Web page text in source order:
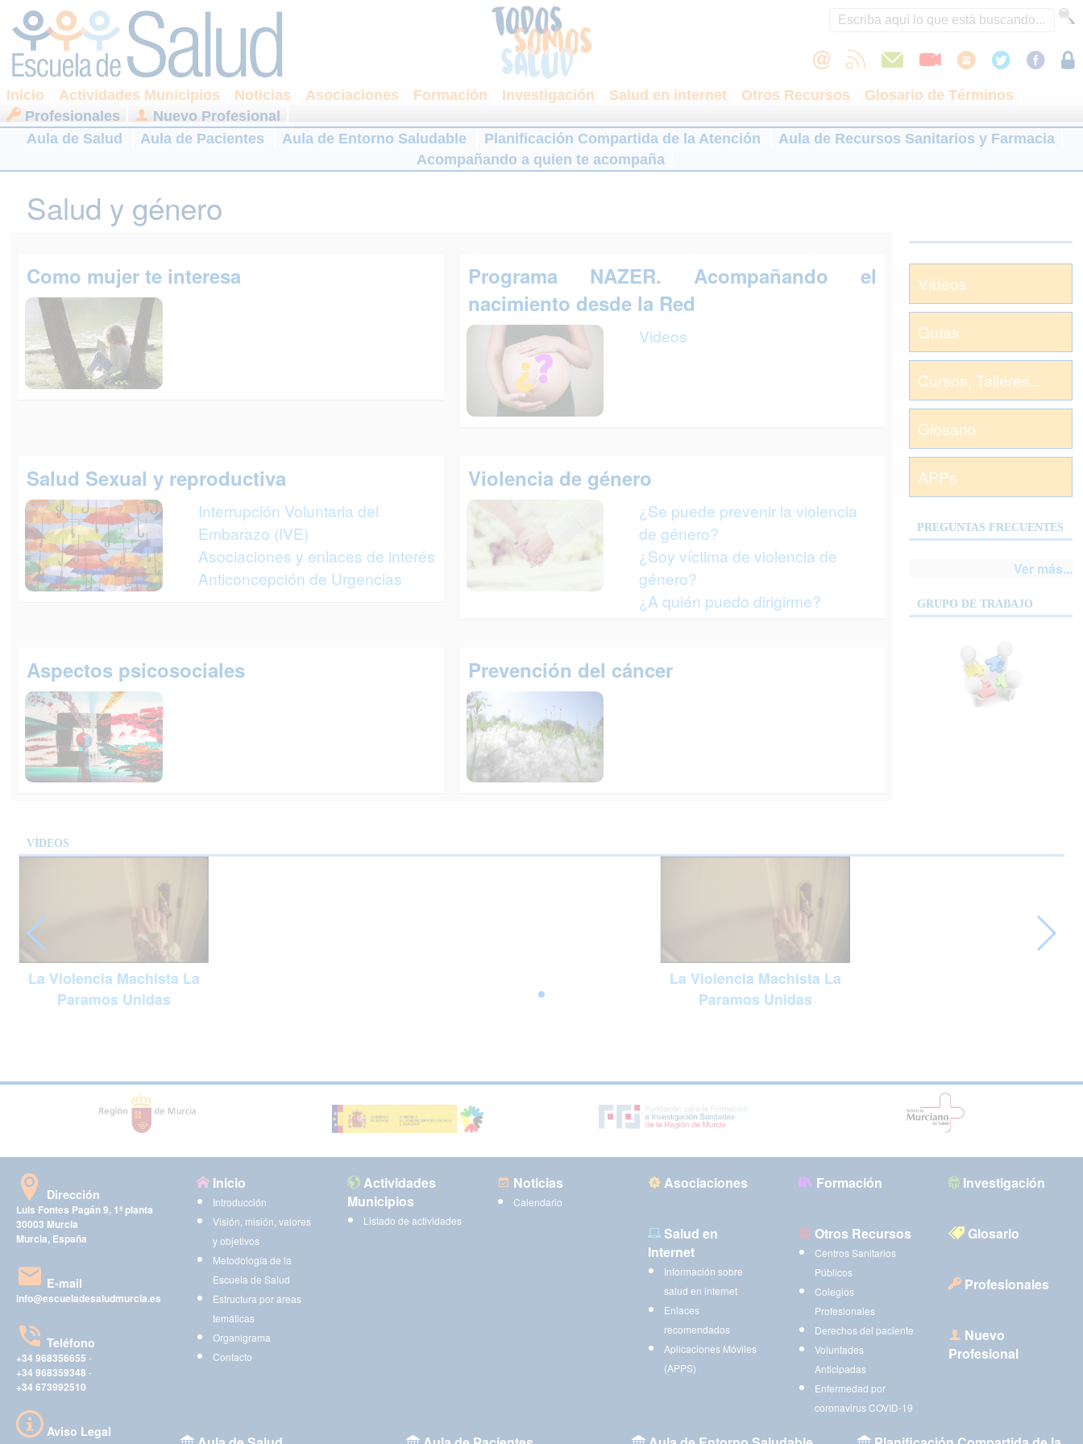
Inicio Actividades Municipios Noticias Asociaciones Formación Investigación Salud en internet Otros Recursos
Glosario de Términos
Profesionales
Nuevo Profesional
Aula de Salud
Aula de Pacientes Aula de Entorno Saludable Planificación Compartida de la Atención
Aula de Recursos Sanitarios y Farmacia
Acompañando a quien te acompaña
Salud y género
Como mujer te interesa
Programa NAZER. Acompañando el
nacimiento desde la Red
Videos
Salud Sexual y reproductiva
Interrupción Voluntaria del
Embarazo (IVE)
Asociaciones y enlaces de interés
Anticoncepción de Urgencias
Violencia de género
¿Se puede prevenir la violencia
de género?
¿Soy víctima de violencia de
género?
¿A quién puedo dirigirme?
Aspectos psicosociales Prevención del cáncer
Vídeos
Guías
Cursos, Talleres...
Glosario
APPs
PREGUNTAS FRECUENTES
Ver más...
GRUPO DE TRABAJO
VÍDEOS
La Violencia Machista La
Paramos Unidas
La Violencia Machista La
Paramos Unidas
Dirección
Luis Fontes Pagán 9, 1ª planta
30003 Murcia
Murcia, España
E-mail
info@escueladesaludmurcia.es
Teléfono
+34 968356655 -
+34 968359348 -
+34 673992510
Aviso Legal
Inicio
Introducción
Visión, misión, valores
y objetivos
Metodología de la
Escuela de Salud
Estructura por áreas
temáticas
Organigrama
Contacto
Actividades
Municipios
Listado de actividades
Noticias
Calendario
Asociaciones Formación Investigación
Salud en
Internet
Información sobre
salud en internet
Enlaces
recomendados
Aplicaciones Móviles
(APPS)
Otros Recursos
Centros Sanitarios
Públicos
Colegios
Profesionales
Derechos del paciente
Voluntades
Anticipadas
Enfermedad por
coronavirus COVID-19
Glosario
Profesionales
Nuevo
Profesional